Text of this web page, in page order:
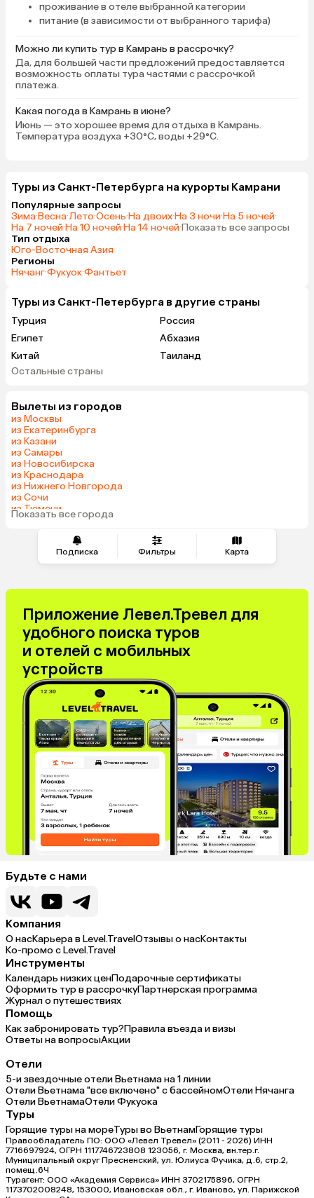
Подписка Фильтры Карта
проживание в отеле выбранной категории
питание (в зависимости от выбранного тарифа)
Можно ли купить тур в Камрань в рассрочку?
Да, для большей части предложений предоставляется
возможность оплаты тура частями с рассрочкой
платежа.
Какая погода в Камрань в июне?
Июнь — это хорошее время для отдыха в Камрань.
Температура воздуха +30°C, воды +29°C.
Туры из Санкт-Петербурга на курорты Камрани
Популярные запросы
Зима·Весна·Лето·Осень·На двоих·На 3 ночи·На 5 ночей·
На 7 ночей·На 10 ночей·На 14 ночей·Показать все запросы
Тип отдыха
Юго-Восточная Азия
Регионы
Нячанг·Фукуок·Фантьет
Туры из Санкт-Петербурга в другие страны
Турция
Россия
Египет
Абхазия
Китай
Таиланд
Вьетнам
Грузия
Армения
Казахстан
Узбекистан
Сербия
Кипр
Иордания
Саудовская Аравия
Таджикистан
Венгрия
Болгария
Остальные страны
Вылеты из городов
из Москвы
из Екатеринбурга
из Казани
из Самары
из Новосибирска
из Краснодара
из Нижнего Новгорода
из Сочи
из Тюмени
из Челябинска
Показать все города
Приложение Левел.Тревел для
удобного поиска туров
и отелей с мобильных
устройств
Будьте с нами
Компания
О насКарьера в Level.TravelОтзывы о насКонтакты
Ко-промо с Level.Travel
Инструменты
Календарь низких ценПодарочные сертификаты
Оформить тур в рассрочкуПартнерская программа
Журнал о путешествиях
Помощь
Как забронировать тур?Правила въезда и визы
Ответы на вопросыАкции
Отели
5-и звездочные отели Вьетнама на 1 линии
Отели Вьетнама "все включено" с бассейномОтели Нячанга
Отели ВьетнамаОтели Фукуока
Туры
Горящие туры на мореТуры во ВьетнамГорящие туры
Правообладатель ПО: ООО «Левел Тревел» (2011 - 2026) ИНН
7716697924, ОГРН 1117746723808 123056, г. Москва, вн.тер.г.
Муниципальный округ Пресненский, ул. Юлиуса Фучика, д.6, стр.2,
помещ.6Ч
Турагент: ООО «Академия Сервиса» ИНН 3702175896, ОГРН
1173702008248, 153000, Ивановская обл., г. Иваново, ул. Парижской